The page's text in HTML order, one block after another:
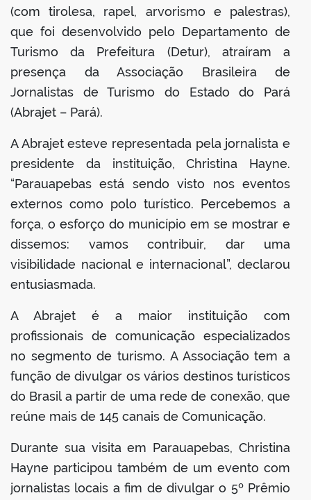
(com tirolesa, rapel, arvorismo e palestras),
que foi desenvolvido pelo Departamento de
Turismo da Prefeitura (Detur), atraíram a
presença da Associação Brasileira de
Jornalistas de Turismo do Estado do Pará
(Abrajet – Pará).
A Abrajet esteve representada pela jornalista e
presidente da instituição, Christina Hayne.
“Parauapebas está sendo visto nos eventos
externos como polo turístico. Percebemos a
força, o esforço do município em se mostrar e
dissemos: vamos contribuir, dar uma
visibilidade nacional e internacional”, declarou
entusiasmada.
A Abrajet é a maior instituição com
profissionais de comunicação especializados
no segmento de turismo. A Associação tem a
função de divulgar os vários destinos turísticos
do Brasil a partir de uma rede de conexão, que
reúne mais de 145 canais de Comunicação.
Durante sua visita em Parauapebas, Christina
Hayne participou também de um evento com
jornalistas locais a fim de divulgar o 5º Prêmio